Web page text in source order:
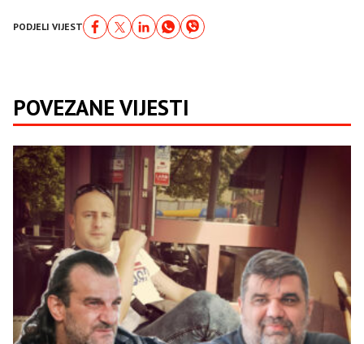
PODJELI VIJEST
POVEZANE VIJESTI